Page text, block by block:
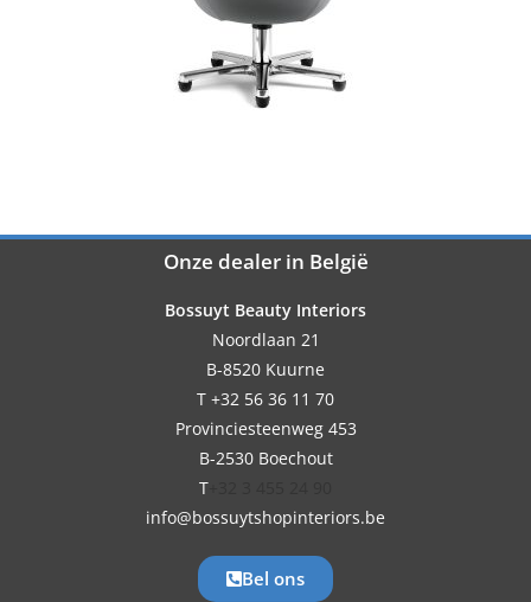
Onze dealer in België
Bossuyt Beauty Interiors
Noordlaan 21
B-8520 Kuurne
T +32 56 36 11 70
Provinciesteenweg 453
B-2530 Boechout
T
info@bossuytshopinteriors.be
Bel ons